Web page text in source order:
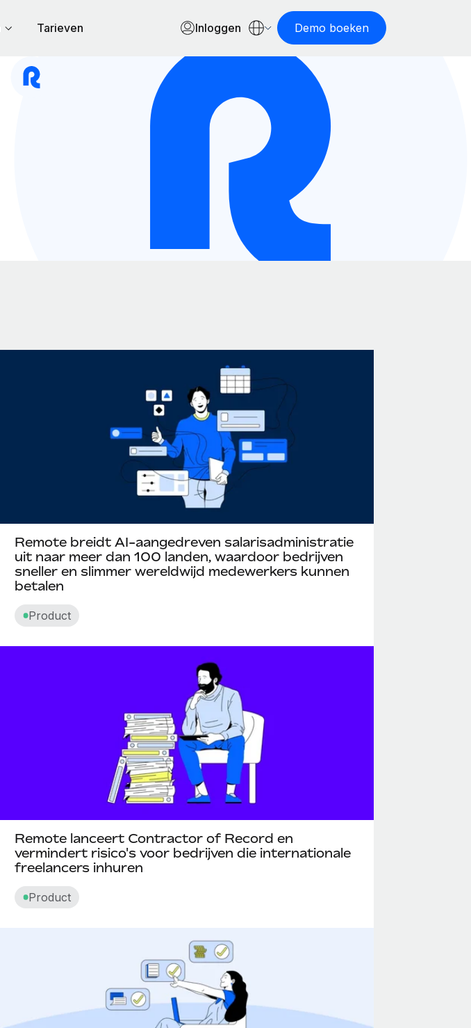
Tarieven Inloggen Demo boeken
Remote breidt AI-aangedreven salarisadministratie
uit naar meer dan 100 landen, waardoor bedrijven
sneller en slimmer wereldwijd medewerkers kunnen
betalen
Product
Remote lanceert Contractor of Record en
vermindert risico's voor bedrijven die internationale
freelancers inhuren
Product